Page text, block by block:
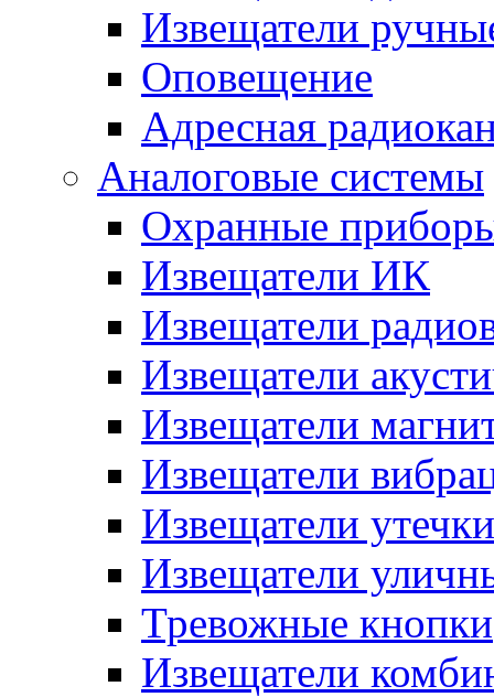
Извещатели
Оповещение
Адресная
Аналоговые системы
Охранные
Извещатели ИК
Извещатели
Извещатели
Извещатели
Извещатели
Извещатели утечки
Извещатели
Тревожные кнопки
Извещатели